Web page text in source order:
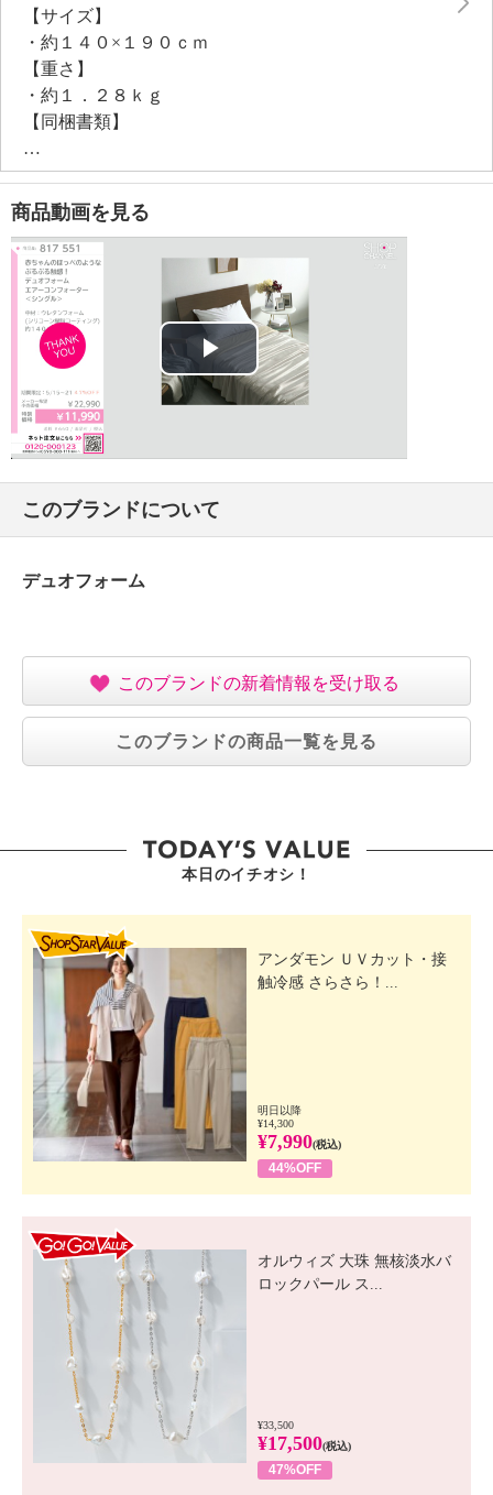
【サイズ】
・約１４０×１９０ｃｍ
【重さ】
・約１．２８ｋｇ
【同梱書類】
・取扱説明書
【メンテナンス（絵表示ラベル）】
・洗濯機：可
・漂白処理：塩素系・酸素系漂白不可
・タンブル乾燥：可（低温）
・自然乾燥：日陰の吊り干し
・アイロン仕上げ：不可
・ドライクリーニング：石油系ドライクリーニング可
・ウエットクリーニング：可
【メンテナンス（ケアラベル）】
・ネット使用
・単品洗い
・毛玉が生じるおそれあり
【使用上の注意】
【原産国（地）】
商品動画を見る
Play
このブランドについて
デュオフォーム
このブランドの新着情報を受け取る
このブランドの商品一覧を見る
本日のイチオシ！
アンダモン ＵＶカット・接
触冷感 さらさら！...
明日以降
¥14,300
¥7,990(税込)
44%OFF
オルウィズ 大珠 無核淡水バ
ロックパール ス...
¥33,500
¥17,500(税込)
47%OFF